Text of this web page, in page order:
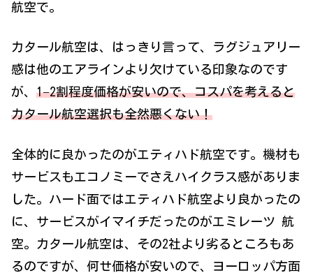
航空で。
カタール航空は、はっきり言って、ラグジュアリー
感は他のエアラインより欠けている印象なのです
が、 1−2割程度価格が安いので、コスパを考えると
カタール航空選択も全然悪くない！
全体的に良かったのがエティハド航空です。機材も
サービスもエコノミーでさえハイクラス感がありま
した。ハード面ではエティハド航空より良かったの
に、サービスがイマイチだったのがエミレーツ 航
空。カタール航空は、その2社より劣るところもあ
るのですが、何せ価格が安いので、ヨーロッパ方面